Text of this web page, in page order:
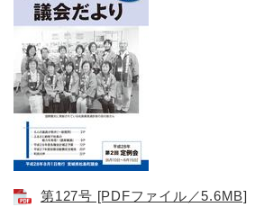
第127号​ [PDFファイル／5.6MB]